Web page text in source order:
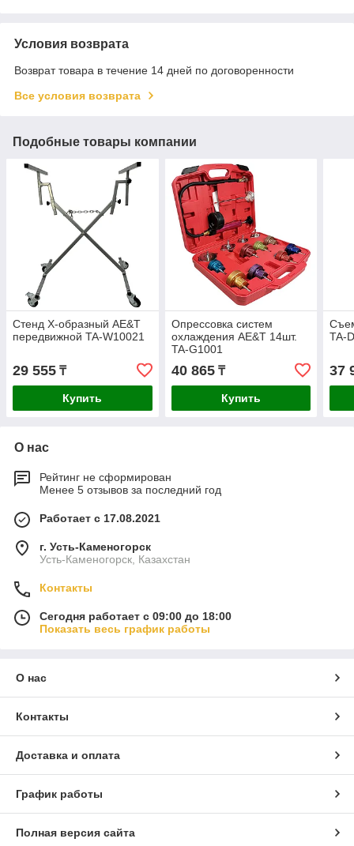
Условия возврата
Возврат товара в течение 14 дней по договоренности
Все условия возврата
Подобные товары компании
Стенд Х-образный AE&T
передвижной TA-W10021
29 555 ₸
Купить
Опрессовка систем
охлаждения AE&T 14шт.
TA-G1001
40 865₸
Купить
TA-
37
О нас
Рейтинг не сформирован
Менее 5 отзывов за последний год
Работает с 17.08.2021
г. Усть-Каменогорск
Усть-Каменогорск, Казахстан
Контакты
Сегодня работает с 09:00 до 18:00
Показать весь график работы
О нас
Контакты
Доставка и оплата
График работы
Полная версия сайта